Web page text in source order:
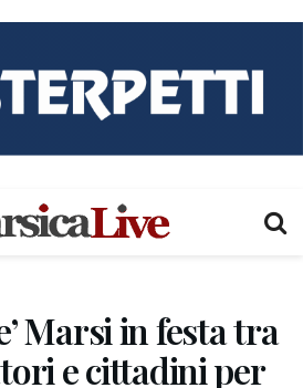
Marsi in festa tra
e cittadini per